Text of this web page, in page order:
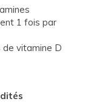
1 fois par
vitamine D